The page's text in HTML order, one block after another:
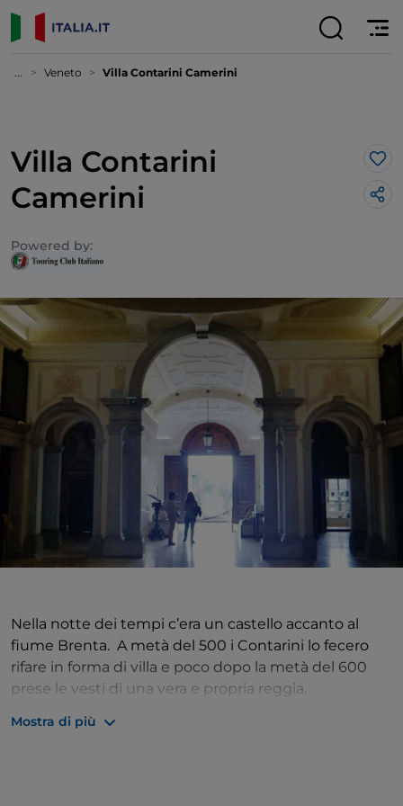
... Veneto Villa Contarini Camerini
Villa Contarini
Camerini
Powered by:
Nella notte dei tempi c’era un castello accanto al
fiume Brenta. A metà del 500 i Contarini lo fecero
rifare in forma di villa e poco dopo la metà del 600
prese le vesti di una vera e propria reggia.
Un viale prospettico, intitolato alla famiglia Camerini
Mostra di più